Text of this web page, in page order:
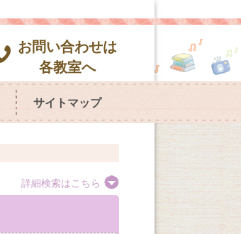
お問い合わせは
各教室へ
サイトマップ
詳細検索はこちら